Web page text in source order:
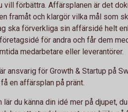
vill förbättra. Affärsplanen är det
framåt och klargör vilka mål som
ska förverkliga sin affärsidé helt
för andra och får dem
medarbetare eller leverantörer.
ansvarig för Growth & Startup på
en affärsplan på pränt.
du känna din idé mer på djupet,